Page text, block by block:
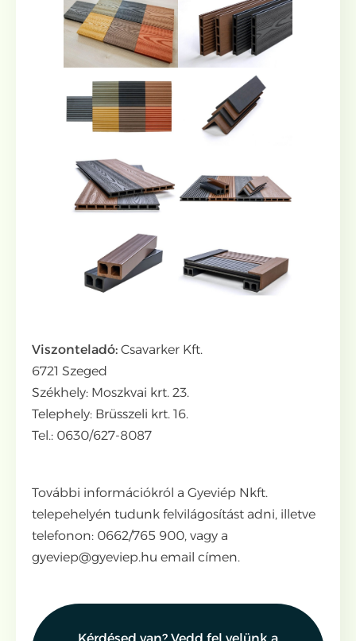
Viszonteladó: Csavarker Kft.
6721 Szeged
Székhely: Moszkvai krt. 23.
Telephely: Brüsszeli krt. 16.
Tel.: 0630/627-8087
További információkról a Gyeviép Nkft.
telepehelyén tudunk felvilágosítást adni, illetve
telefonon: 0662/765 900, vagy a
gyeviep@gyeviep.hu email címen.